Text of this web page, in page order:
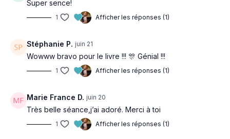
energie-soulager-vos-douleurs-articulaires-et-
musculaires-gagner-en-souplesse-9782416023507
💚 Le coussin que j'utilise régulièrement
Profitez de20 % de réductionavec ce lien :
https://loox.io/z/u88mKBJBC
vidéo pour partager vos impressions après cette
séance.
J'adore vous lire et savoir comment vous vous sentez
Super sence!
1 Afficher les réponses (1)
Stéphanie P. juin 21
Wowww bravo pour le livre !!! 🎊 Génial !!!
1 Afficher les réponses (1)
Marie France D. juin 20
Très belle séance,j’ai adoré. Merci à toi
1 Afficher les réponses (1)